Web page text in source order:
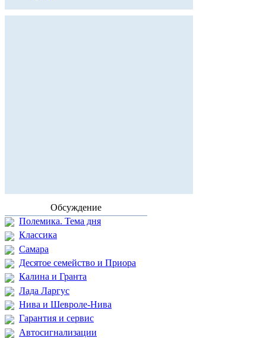
Обсуждение
Полемика. Тема дня
Классика
Самара
Десятое семейство и Приора
Калина и Гранта
Лада Ларгус
Нива и Шевроле-Нива
Гарантия и сервис
Автосигнализации